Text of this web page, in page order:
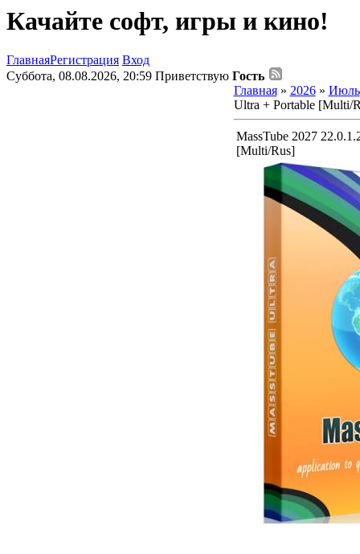
Качайте софт, игры и кино!
ГлавнаяРегистрация Вход
Суббота, 08.08.2026, 20:59 Приветствую Гость
Главная» 2026 » Июль
Ultra + Portable [Multi/
MassTube 2027
[Multi/Rus]